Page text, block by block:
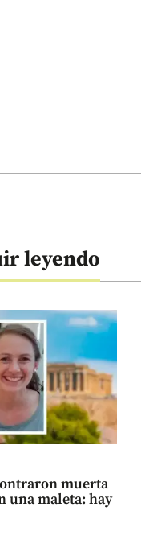
leyendo
muerta
una maleta: hay